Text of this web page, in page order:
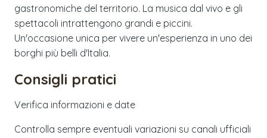
gastronomiche del territorio. La musica dal vivo e gli
spettacoli intrattengono grandi e piccini.
Un'occasione unica per vivere un'esperienza in uno dei
borghi più belli d'Italia.
Consigli pratici
Verifica informazioni e date
Controlla sempre eventuali variazioni su canali ufficiali